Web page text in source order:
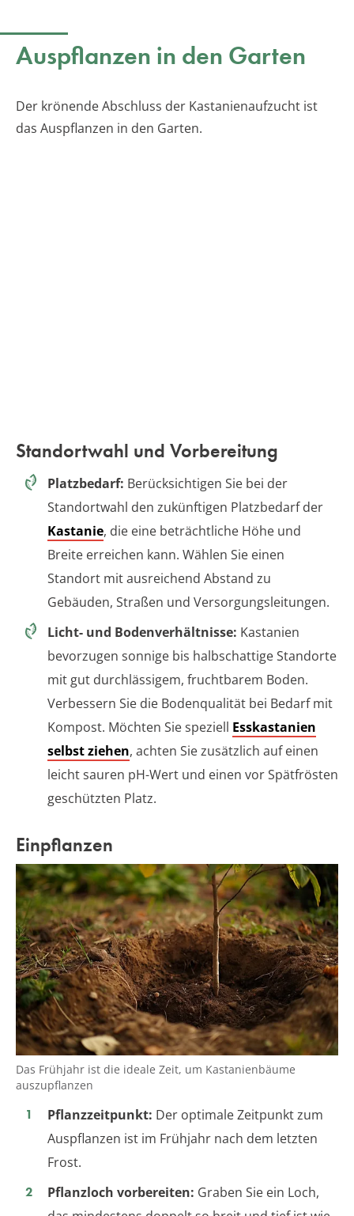
Auspflanzen in den Garten
Der krönende Abschluss der Kastanienaufzucht ist
das Auspflanzen in den Garten.
Standortwahl und Vorbereitung
Platzbedarf: Berücksichtigen Sie bei der
Standortwahl den zukünftigen Platzbedarf der
Kastanie, die eine beträchtliche Höhe und
Breite erreichen kann. Wählen Sie einen
Standort mit ausreichend Abstand zu
Gebäuden, Straßen und Versorgungsleitungen.
Licht- und Bodenverhältnisse: Kastanien
bevorzugen sonnige bis halbschattige Standorte
mit gut durchlässigem, fruchtbarem Boden.
Verbessern Sie die Bodenqualität bei Bedarf mit
Kompost. Möchten Sie speziell Esskastanien
selbst ziehen, achten Sie zusätzlich auf einen
leicht sauren pH-Wert und einen vor Spätfrösten
geschützten Platz.
Einpflanzen
Das Frühjahr ist die ideale Zeit, um Kastanienbäume
auszupflanzen
Pflanzzeitpunkt: Der optimale Zeitpunkt zum
Auspflanzen ist im Frühjahr nach dem letzten
Frost.
Pflanzloch vorbereiten: Graben Sie ein Loch,